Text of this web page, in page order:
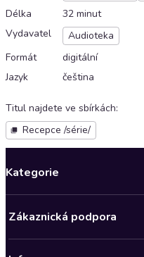
Délka
32 minut
Vydavatel
Audioteka
Formát
digitální
Jazyk
čeština
Titul najdete ve sbírkách:
Recepce /série/
Kategorie
Bestsellery měsíce
Zákaznická podpora